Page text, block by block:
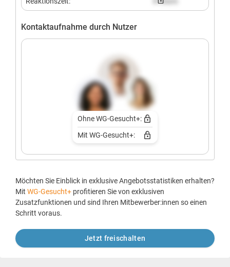
Kontaktaufnahme durch Nutzer
Ohne WG-Gesucht+:
Mit WG-Gesucht+:
Möchten Sie Einblick in exklusive Angebotsstatistiken erhalten?
Mit WG-Gesucht+ profitieren Sie von exklusiven
Zusatzfunktionen und sind Ihren Mitbewerber:innen so einen
Schritt voraus.
Jetzt freischalten